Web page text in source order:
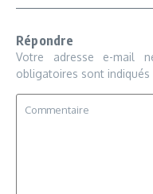
Répondre
Votre adresse e-mail
obligatoires sont indiqués